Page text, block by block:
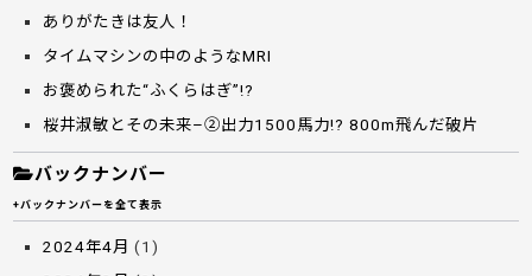
ありがたきは友人！
タイムマシンの中のようなMRI
お褒められた“ふくらはぎ”!?
桜井淑敏とその未来–②出力1500馬力!? 800m飛んだ破片
バックナンバー
+バックナンバーを全て表示
2024年4月 (1)